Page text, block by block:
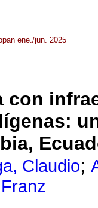
ene./jun. 2025
con
Claudio;